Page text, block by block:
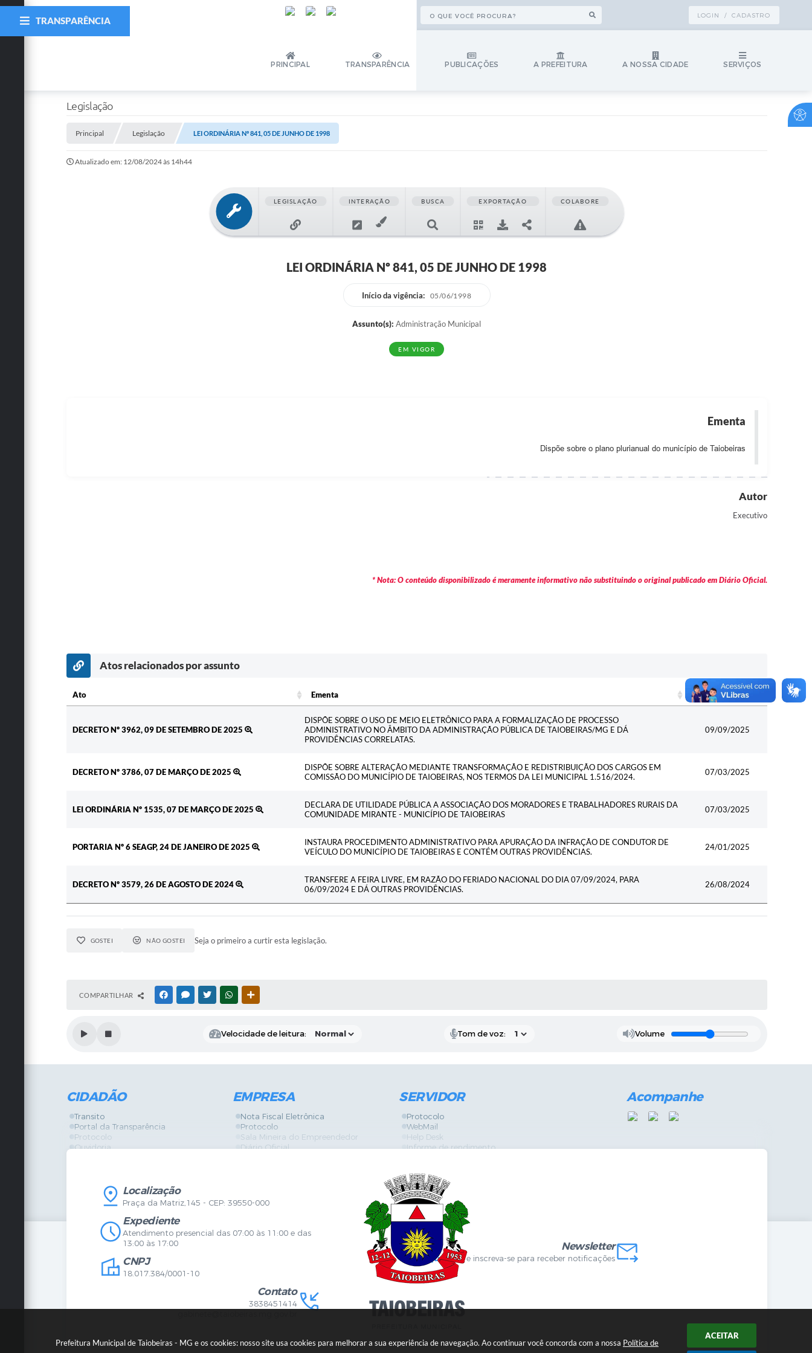
Prefeitura Municipal de Taiobeiras - MG e os cookies: nosso site usa cookies para melhorar a sua experiência de navegação. Ao continuar você concorda com a nossa Política de
ACEITAR
LOGIN / CADASTRO
PRINCIPAL TRANSPARÊNCIA PUBLICAÇÕES A PREFEITURA A NOSSA CIDADE SERVIÇOS
TRANSPARÊNCIA
Legislação
Principal Legislação LEI ORDINÁRIA Nº 841, 05 DE JUNHO DE 1998
Atualizado em: 12/08/2024 às 14h44
LEGISLAÇÃO INTERAÇÃO BUSCA EXPORTAÇÃO COLABORE
LEI ORDINÁRIA Nº 841, 05 DE JUNHO DE 1998
Início da vigência: 05/06/1998
Assunto(s): Administração Municipal
EM VIGOR
Ementa
Dispõe sobre o plano plurianual do município de Taiobeiras
Autor
Executivo
* Nota: O conteúdo disponibilizado é meramente informativo não substituindo o original publicado em Diário Oficial.
Atos relacionados por assunto
Ato Ementa
Data
DECRETO Nº 3962, 09 DE SETEMBRO DE 2025
DISPÕE SOBRE O USO DE MEIO ELETRÔNICO PARA A FORMALIZAÇÃO DE PROCESSO
ADMINISTRATIVO NO ÂMBITO DA ADMINISTRAÇÃO PÚBLICA DE TAIOBEIRAS/MG E DÁ
PROVIDÊNCIAS CORRELATAS.
09/09/2025
DECRETO Nº 3786, 07 DE MARÇO DE 2025
DISPÕE SOBRE ALTERAÇÃO MEDIANTE TRANSFORMAÇÃO E REDISTRIBUIÇÃO DOS CARGOS EM
COMISSÃO DO MUNICÍPIO DE TAIOBEIRAS, NOS TERMOS DA LEI MUNICIPAL 1.516/2024.
07/03/2025
LEI ORDINÁRIA Nº 1535, 07 DE MARÇO DE 2025
DECLARA DE UTILIDADE PÚBLICA A ASSOCIAÇÃO DOS MORADORES E TRABALHADORES RURAIS DA
COMUNIDADE MIRANTE - MUNICÍPIO DE TAIOBEIRAS
07/03/2025
PORTARIA Nº 6 SEAGP, 24 DE JANEIRO DE 2025
INSTAURA PROCEDIMENTO ADMINISTRATIVO PARA APURAÇÃO DA INFRAÇÃO DE CONDUTOR DE
VEÍCULO DO MUNICÍPIO DE TAIOBEIRAS E CONTÉM OUTRAS PROVIDÊNCIAS.
24/01/2025
DECRETO Nº 3579, 26 DE AGOSTO DE 2024
TRANSFERE A FEIRA LIVRE, EM RAZÃO DO FERIADO NACIONAL DO DIA 07/09/2024, PARA
06/09/2024 E DÁ OUTRAS PROVIDÊNCIAS.
26/08/2024
GOSTEI NÃO GOSTEI Seja o primeiro a curtir esta legislação.
COMPARTILHAR FACEBOOKMESSENGER
TWITTERWHATSAPP
Velocidade de leitura: Tom de voz: Volume
CIDADÃO
Transito
Portal da Transparência
Protocolo
Ouvidoria
Legislação
Diário Oficial
Mapa do Site
Certidões
Agenda de Eventos
Concursos
Telefones Úteis
EMPRESA
Nota Fiscal Eletrônica
Protocolo
Sala Mineira do Empreendedor
Diário Oficial
Serviços Online
Vigilância Sanitária
SERVIDOR
Protocolo
WebMail
Help Desk
Informe de rendimento
GPI
Diário Oficial
Fale com RH
SGDI - Sistema de Gerência de Demandas Internas
Concurso Público e Processo Seletivo
Portal da Atenção Primaria
Acompanhe
Localização
Praça da Matriz,145 - CEP: 39550-000
Expediente
Atendimento presencial das 07:00 às 11:00 e das
13:00 às 17:00
CNPJ
18.017.384/0001-10
Contato
3838451414
Newsletter
Clique aquie inscreva-se para receber notificações